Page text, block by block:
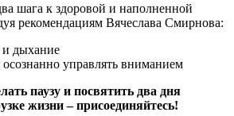
шага к здоровой и наполненной
рекомендациям Вячеслава Смирнова:
и дыхание
осознанно управлять вниманием
паузу и посвятить два дня
жизни – присоединяйтесь!